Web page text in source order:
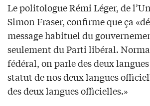
Le politologue Rémi Léger, de
Simon Fraser, confirme que ça
message habituel du
seulement du Parti libéral.
fédéral, on parle des deux
statut de nos deux langues
des deux langues officielles.»